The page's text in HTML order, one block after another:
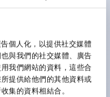
個人化，以提供社交媒體
與我們的社交媒體、廣告
我們網站的資料，這些合
提供給他們的其他資料或
集的資料相結合。
今可用單一顆燈泡呈現多種
可清楚辨識正方平頭形指
點燈時的顏色識別。
：在危險或緊急狀況下，
多人識別。